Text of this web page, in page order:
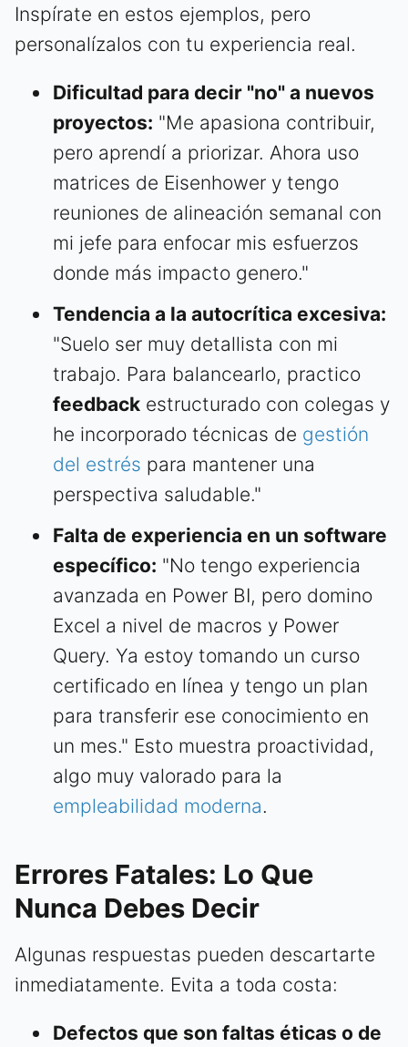
Inspírate en estos ejemplos, pero
personalízalos con tu experiencia real.
Dificultad para decir "no" a nuevos
proyectos: "Me apasiona contribuir,
pero aprendí a priorizar. Ahora uso
matrices de Eisenhower y tengo
reuniones de alineación semanal con
mi jefe para enfocar mis esfuerzos
donde más impacto genero."
Tendencia a la autocrítica excesiva:
"Suelo ser muy detallista con mi
trabajo. Para balancearlo, practico
feedback estructurado con colegas y
he incorporado técnicas de gestión
del estrés para mantener una
perspectiva saludable."
Falta de experiencia en un software
específico: "No tengo experiencia
avanzada en Power BI, pero domino
Excel a nivel de macros y Power
Query. Ya estoy tomando un curso
certificado en línea y tengo un plan
para transferir ese conocimiento en
un mes." Esto muestra proactividad,
algo muy valorado para la
empleabilidad moderna.
Errores Fatales: Lo Que
Nunca Debes Decir
Algunas respuestas pueden descartarte
inmediatamente. Evita a toda costa:
Defectos que son faltas éticas o de